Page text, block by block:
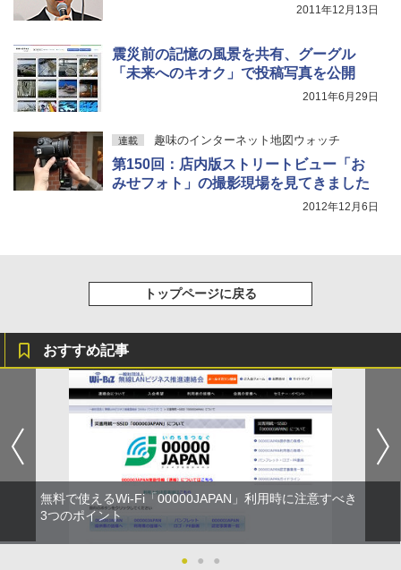
2011年12月13日
震災前の記憶の風景を共有、グーグル
「未来へのキオク」で投稿写真を公開
2011年6月29日
連載 趣味のインターネット地図ウォッチ
第150回：店内版ストリートビュー「お
みせフォト」の撮影現場を見てきました
2012年12月6日
トップページに戻る
おすすめ記事
無料で使えるWi-Fi「00000JAPAN」利用時に注意すべき
3つのポイント
● ● ●